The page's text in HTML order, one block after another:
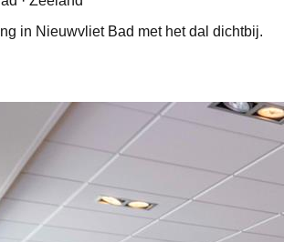
in Nieuwvliet Bad met het dal dichtbij.